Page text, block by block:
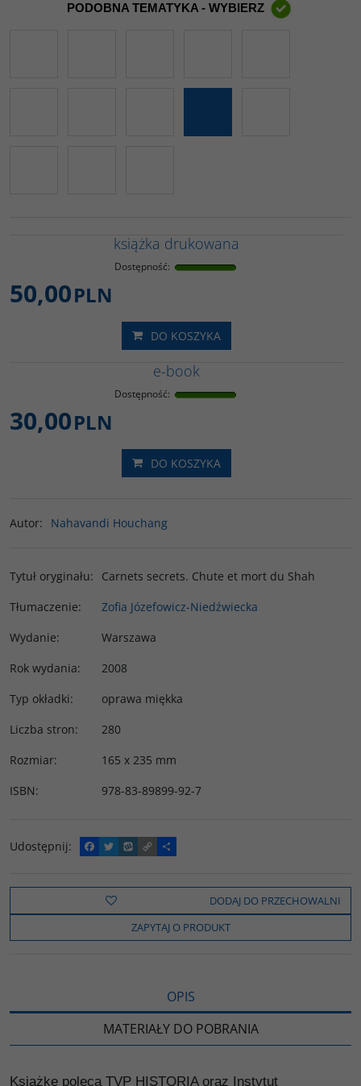
PODOBNA TEMATYKA - WYBIERZ
książka drukowana
Dostępność:
50,00PLN
DO KOSZYKA
e-book
Dostępność:
30,00PLN
DO KOSZYKA
Autor: Nahavandi Houchang
Tytuł oryginału:
Carnets secrets. Chute et mort du Shah
Tłumaczenie:
Zofia Józefowicz-Niedźwiecka
Wydanie:
Warszawa
Rok wydania:
2008
Typ okładki:
oprawa miękka
Liczba stron:
280
Rozmiar:
165 x 235 mm
ISBN: 978-83-89899-92-7
Udostępnij:
F
a
e
o
k
T
w
t
t
e
W
y
o
C
o
y
i
n
k
P
o
z
e
l
s
DODAJ DO PRZECHOWALNI
ZAPYTAJ O PRODUKT
OPIS
MATERIAŁY DO POBRANIA
Książkę poleca TVP HISTORIA oraz Instytut